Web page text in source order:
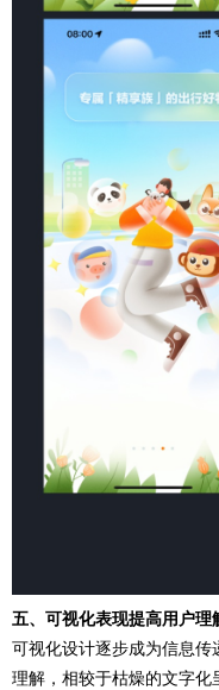
五、可视化表现提高用户理
可视化设计逐步成为信息传
理解，相较于枯燥的文字化